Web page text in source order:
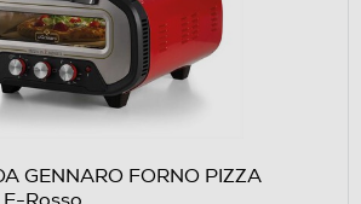
GENNARO FORNO PIZZA